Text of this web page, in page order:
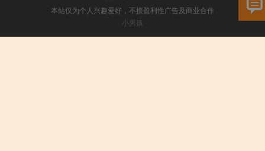
本站仅为个人兴趣爱好，不接盈利性广告及商业合作
小男孩